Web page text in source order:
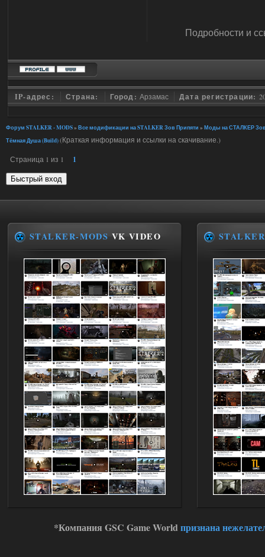
Подробности и
IP-адрес: Страна: Город:Арзамас Дата регистрации:
Форум STALKER - MODS» Все модификации на STALKER Зов Припяти » Моды на СТАЛКЕР
Тёмная Душа (Build)(Краткая информация и ссылки на скачивание.)
Страница 1 из 1 1
STALKER-MODS VK VIDEO
*Компания GSC Game Worldпризнана